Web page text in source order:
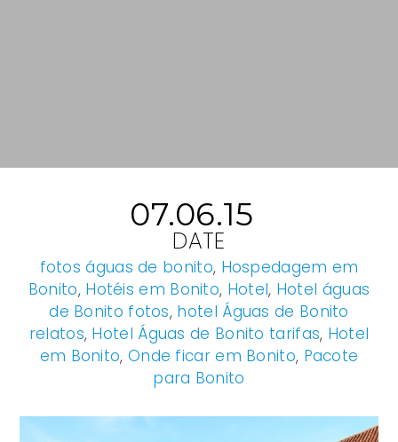
07.06.15
DATE
fotos águas de bonito, Hospedagem em
Bonito, Hotéis em Bonito, Hotel, Hotel águas
de Bonito fotos, hotel Águas de Bonito
relatos, Hotel Águas de Bonito tarifas, Hotel
em Bonito, Onde ficar em Bonito, Pacote
para Bonito